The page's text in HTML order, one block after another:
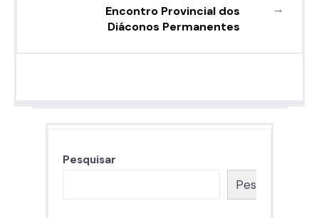
→
Encontro Provincial dos
Diáconos Permanentes
Pesquisar
Pesquisar